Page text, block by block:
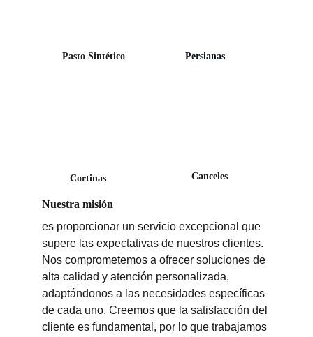
Persianas
Pasto Sintético
Cortinas Canceles
Nuestra misión
es proporcionar un servicio excepcional que
supere las expectativas de nuestros clientes.
Nos comprometemos a ofrecer soluciones de
alta calidad y atención personalizada,
adaptándonos a las necesidades específicas
de cada uno. Creemos que la satisfacción del
cliente es fundamental, por lo que trabajamos